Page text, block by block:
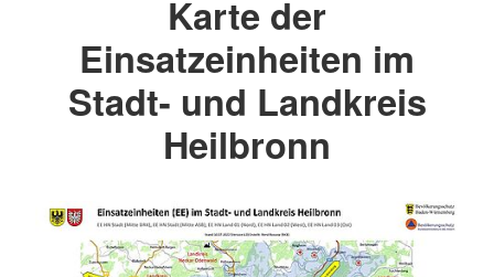
Karte der
Einsatzeinheiten im
Stadt- und Landkreis
Heilbronn